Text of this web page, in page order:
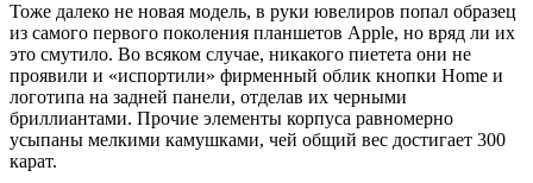
Тоже далеко не новая модель, в руки ювелиров попал образец
из самого первого поколения планшетов Apple, но вряд ли их
это смутило. Во всяком случае, никакого пиетета они не
проявили и «испортили» фирменный облик кнопки Home и
логотипа на задней панели, отделав их черными
бриллиантами. Прочие элементы корпуса равномерно
усыпаны мелкими камушками, чей общий вес достигает 300
карат.